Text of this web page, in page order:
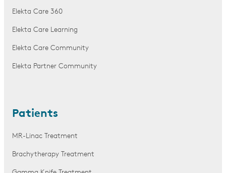
Elekta Care 360
Elekta Care Learning
Elekta Care Community
Elekta Partner Community
Patients
MR-Linac Treatment
Brachytherapy Treatment